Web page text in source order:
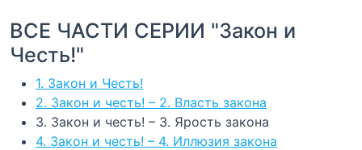
ВСЕ ЧАСТИ СЕРИИ "Закон и
Честь!"
1. Закон и Честь!
2. Закон и честь! – 2. Власть закона
3. Закон и честь! – 3. Ярость закона
4. Закон и честь! – 4. Иллюзия закона